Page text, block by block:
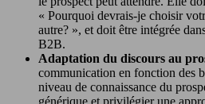
« Pourquoi devrais-je choisir
autre? », et doit être intégrée
B2B.
Adaptation du discours au
communication en fonction des
niveau de connaissance du